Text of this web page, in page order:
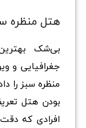
هتل منظره
بی‌شک
جغرافیایی و
منظره سبز را
بودن هتل
افرادی که